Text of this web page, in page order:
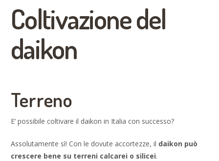
Coltivazione del
daikon
Terreno
E’ possibile coltivare il daikon in Italia con successo?
Assolutamente sì! Con le dovute accortezze, il daikon può
crescere bene su terreni calcarei o silicei.